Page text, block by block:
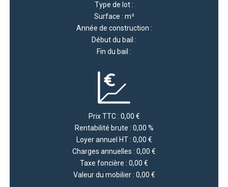
Type de lot :
Surface : m²
Année de construction :
Début du bail :
Fin du bail :
Prix TTC : 0,00 €
Rentabilité brute : 0,00 %
Loyer annuel HT : 0,00 €
Charges annuelles : 0,00 €
Taxe foncière : 0,00 €
Valeur du mobilier : 0,00 €